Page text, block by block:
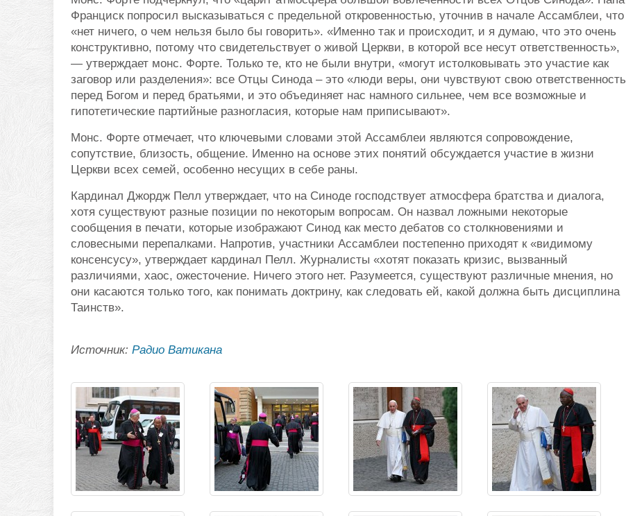
Франциск попросил высказываться с предельной откровенностью, уточнив в начале Ассамблеи, что
«нет ничего, о чем нельзя было бы говорить». «Именно так и происходит, и я думаю, что это очень
конструктивно, потому что свидетельствует о живой Церкви, в которой все несут ответственность»,
— утверждает монс. Форте. Только те, кто не были внутри, «могут истолковывать это участие как
заговор или разделения»: все Отцы Синода – это «люди веры, они чувствуют свою ответственность
перед Богом и перед братьями, и это объединяет нас намного сильнее, чем все возможные и
гипотетические партийные разногласия, которые нам приписывают».
Монс. Форте отмечает, что ключевыми словами этой Ассамблеи являются сопровождение,
сопутствие, близость, общение. Именно на основе этих понятий обсуждается участие в жизни
Церкви всех семей, особенно несущих в себе раны.
Кардинал Джордж Пелл утверждает, что на Синоде господствует атмосфера братства и диалога,
хотя существуют разные позиции по некоторым вопросам. Он назвал ложными некоторые
сообщения в печати, которые изображают Синод как место дебатов со столкновениями и
словесными перепалками. Напротив, участники Ассамблеи постепенно приходят к «видимому
консенсусу», утверждает кардинал Пелл. Журналисты «хотят показать кризис, вызванный
различиями, хаос, ожесточение. Ничего этого нет. Разумеется, существуют различные мнения, но
они касаются только того, как понимать доктрину, как следовать ей, какой должна быть дисциплина
Таинств».
Источник: Радио Ватикана